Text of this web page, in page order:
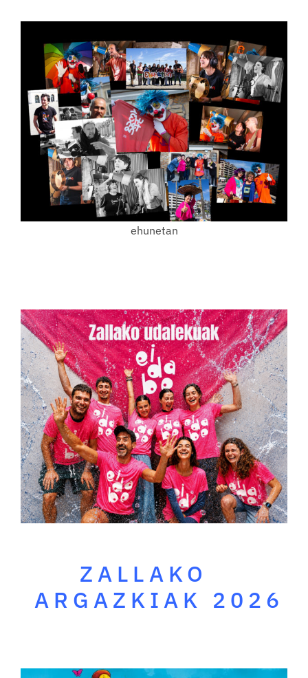
ehunetan
ZALLAKO
ARGAZKIAK 2026